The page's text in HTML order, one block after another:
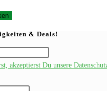
& Deals!
akzeptierst Du unsere